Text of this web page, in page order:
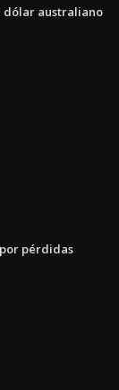
dólar australiano
pérdidas